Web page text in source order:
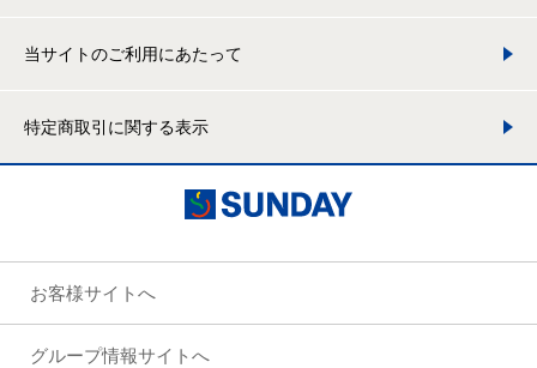
当サイトのご利用にあたって
特定商取引に関する表示
お客様サイトへ
グループ情報サイトへ